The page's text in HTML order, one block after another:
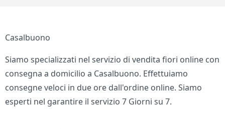
Casalbuono
Siamo specializzati nel servizio di vendita fiori online con
consegna a domicilio a Casalbuono. Effettuiamo
consegne veloci in due ore dall'ordine online. Siamo
esperti nel garantire il servizio 7 Giorni su 7.